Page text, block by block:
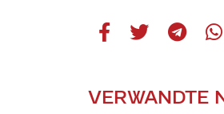
VERWANDTE